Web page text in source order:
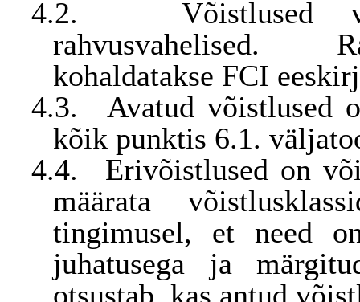
4.2.
Võistlused
rahvusvahelised.
kohaldatakse FCI
4.3.
Avatud võistlused
kõik punktis 6.1.
4.4.
Erivõistlused on
määrata
tingimusel, et need
juhatusega ja
otsustab, kas antud